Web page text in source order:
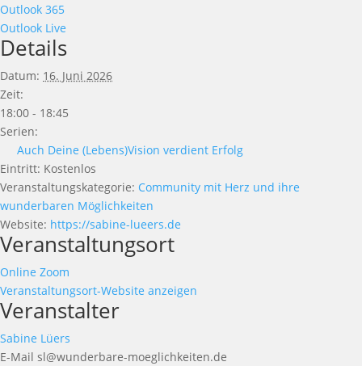
Outlook 365
Outlook Live
Details
Datum: 16. Juni 2026
Zeit:
18:00 - 18:45
Serien:
Auch Deine (Lebens)Vision verdient Erfolg
Eintritt: Kostenlos
Veranstaltungskategorie: Community mit Herz und ihre
wunderbaren Möglichkeiten
Website: https://sabine-lueers.de
Veranstaltungsort
Online Zoom
Veranstaltungsort-Website anzeigen
Veranstalter
Sabine Lüers
E-Mail sl@wunderbare-moeglichkeiten.de